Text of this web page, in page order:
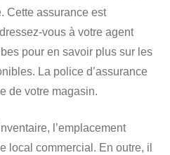
Cette assurance est
vous à votre agent
pour en savoir plus sur les
La police d’assurance
de votre magasin.
l’emplacement
local commercial. En outre, il